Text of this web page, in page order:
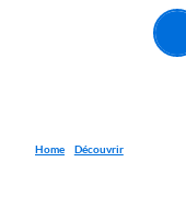
Home Découvrir